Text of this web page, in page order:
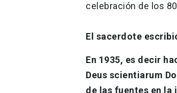
celebración de los
El sacerdote
En 1935, es decir
Deus scientiarum
de las fuentes en